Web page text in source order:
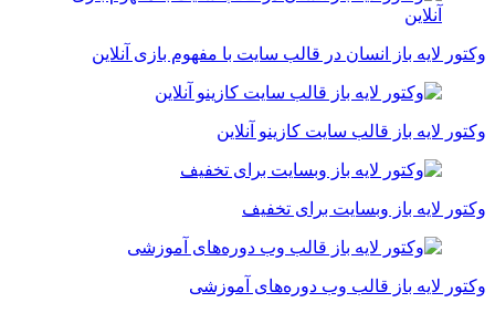
لایه باز انسان در قالب سایت با مفهوم بازی آنلاین
لایه باز قالب سایت کازینو آنلاین
لایه باز وبسایت برای تخفیف
لایه باز قالب وب دوره‌های آموزشی